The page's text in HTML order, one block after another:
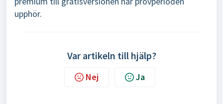
upphör.
Var artikeln till hjälp?
Nej Ja